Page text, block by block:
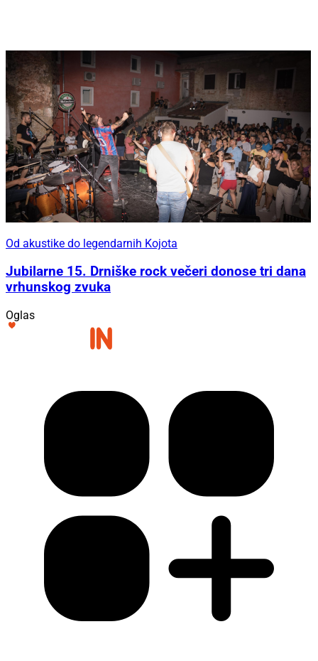
Od akustike do legendarnih Kojota
Jubilarne 15. Drniške rock večeri donose tri dana
vrhunskog zvuka
Oglas